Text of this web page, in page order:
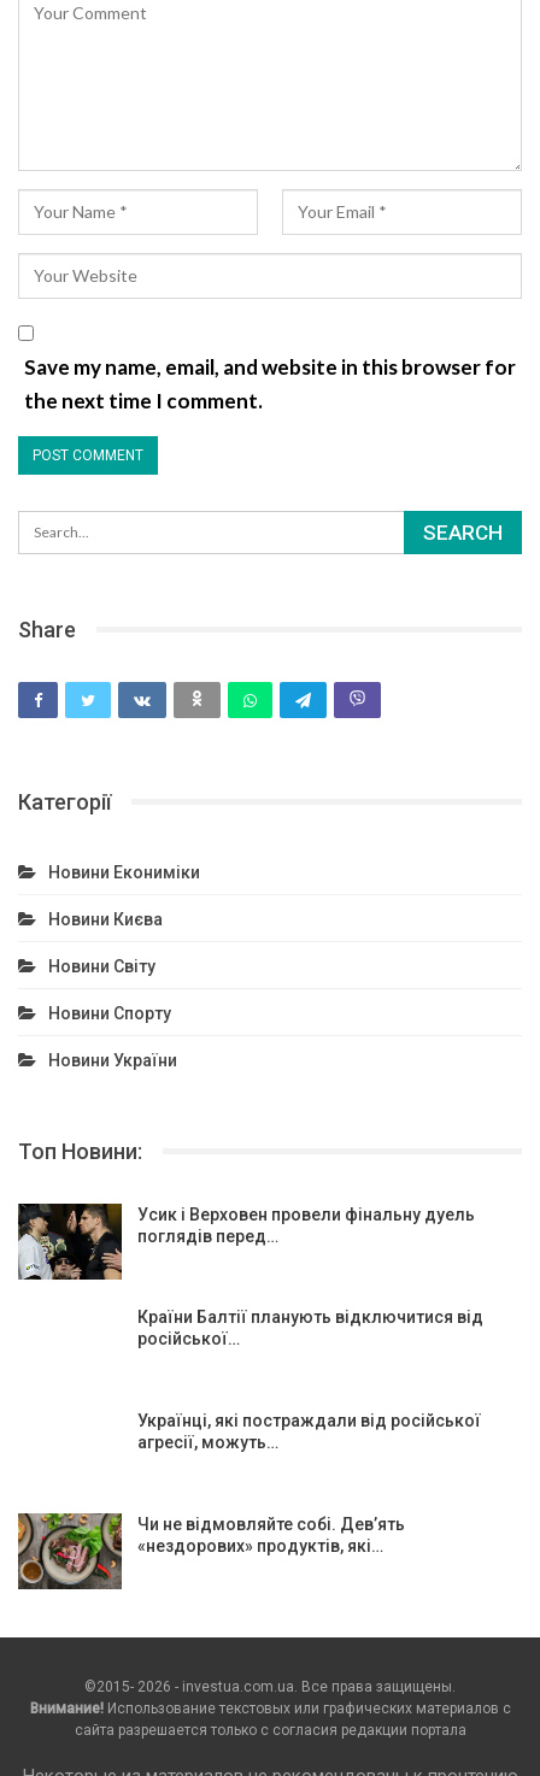
Save my name, email, and website in this browser for
the next time I comment.
Share
Категорії
Новини Екониміки
Новини Києва
Новини Світу
Новини Спорту
Новини України
Топ Новини:
Усик і Верховен провели фінальну дуель
поглядів перед…
Країни Балтії планують відключитися від
російської…
Українці, які постраждали від російської
агресії, можуть…
Чи не відмовляйте собі. Дев’ять
«нездорових» продуктів, які…
©2015- 2026 - investua.com.ua. Все права защищены.
Внимание!Использование текстовых или графических материалов с
сайта разрешается только c согласия редакции портала